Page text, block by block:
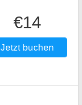
€14
Jetzt buchen